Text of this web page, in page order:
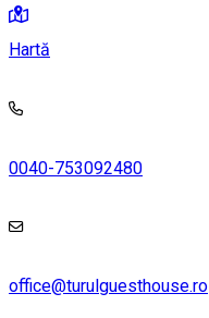
Hartă
0040-753092480
office@turulguesthouse.ro